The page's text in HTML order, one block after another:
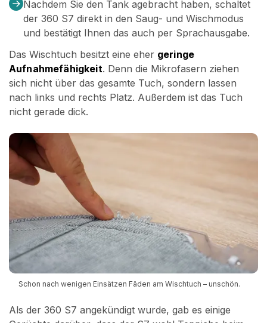
Nachdem Sie den Tank agebracht haben, schaltet
der 360 S7 direkt in den Saug- und Wischmodus
und bestätigt Ihnen das auch per Sprachausgabe.
Das Wischtuch besitzt eine eher geringe
Aufnahmefähigkeit. Denn die Mikrofasern ziehen
sich nicht über das gesamte Tuch, sondern lassen
nach links und rechts Platz. Außerdem ist das Tuch
nicht gerade dick.
Schon nach wenigen Einsätzen Fäden am Wischtuch – unschön.
Als der 360 S7 angekündigt wurde, gab es einige